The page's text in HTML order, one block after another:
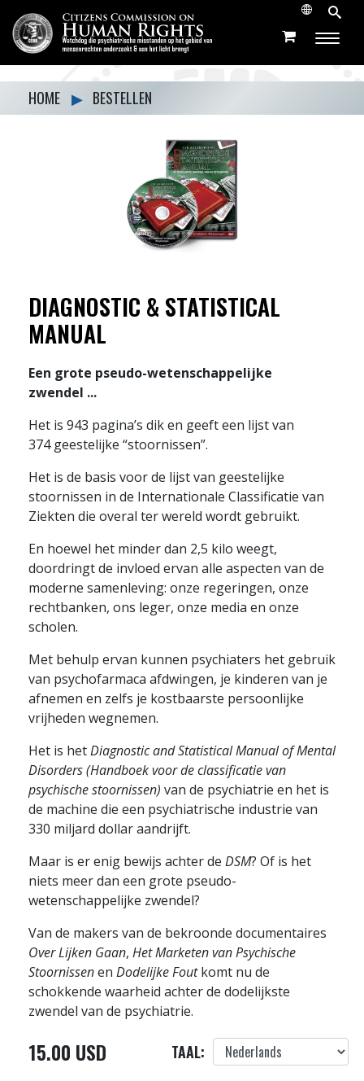
HOME ▶ BESTELLEN
DIAGNOSTIC & STATISTICAL
MANUAL
Een grote pseudo-wetenschappelijke
zwendel ...
Het is 943 pagina’s dik en geeft een lijst van
374 geestelijke “stoornissen”.
Het is de basis voor de lijst van geestelijke
stoornissen in de Internationale Classificatie van
Ziekten die overal ter wereld wordt gebruikt.
En hoewel het minder dan 2,5 kilo weegt,
doordringt de invloed ervan alle aspecten van de
moderne samenleving: onze regeringen, onze
rechtbanken, ons leger, onze media en onze
scholen.
Met behulp ervan kunnen psychiaters het gebruik
van psychofarmaca afdwingen, je kinderen van je
afnemen en zelfs je kostbaarste persoonlijke
vrijheden wegnemen.
Het is hetDiagnostic and Statistical Manual of Mental
Disorders (Handboek voor de classificatie van
psychische stoornissen) van de psychiatrie en het is
de machine die een psychiatrische industrie van
330 miljard dollar aandrijft.
Maar is er enig bewijs achter de DSM? Of is het
niets meer dan een grote pseudo-
wetenschappelijke zwendel?
Van de makers van de bekroonde documentaires
Over Lijken Gaan, Het Marketen van Psychische
Stoornissenen Dodelijke Foutkomt nu de
schokkende waarheid achter de dodelijkste
zwendel van de psychiatrie.
15.00 USD TAAL: